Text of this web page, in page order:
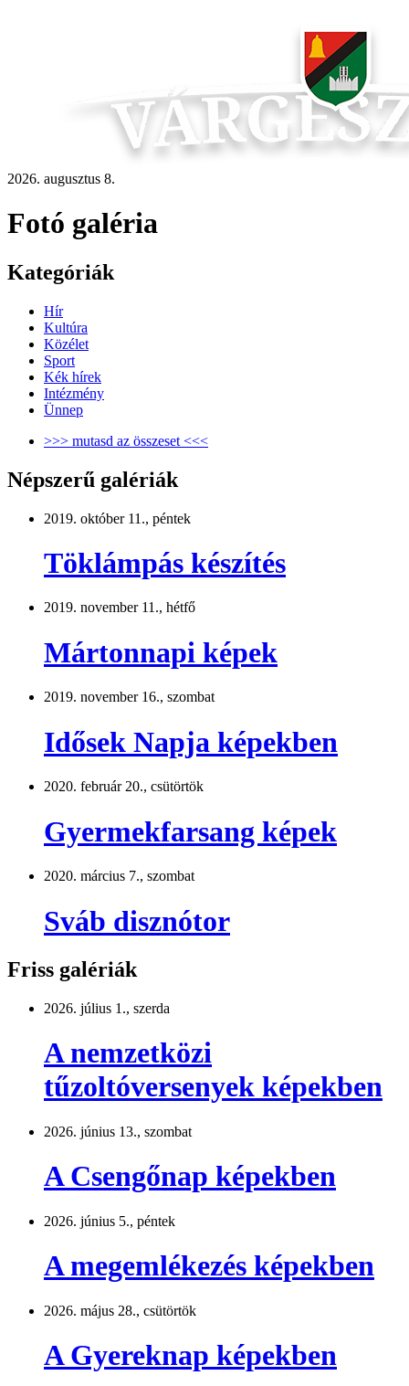
2026. augusztus 8.
Fotó galéria
Kategóriák
Hír
Kultúra
Közélet
Sport
Kék hírek
Intézmény
Ünnep
>>> mutasd az összeset <<<
Népszerű galériák
2019. október 11., péntek
Töklámpás készítés
2019. november 11., hétfő
Mártonnapi képek
2019. november 16., szombat
Idősek Napja képekben
2020. február 20., csütörtök
Gyermekfarsang képek
2020. március 7., szombat
Sváb disznótor
Friss galériák
2026. július 1., szerda
A nemzetközi
tűzoltóversenyek képekben
2026. június 13., szombat
A Csengőnap képekben
2026. június 5., péntek
A megemlékezés képekben
2026. május 28., csütörtök
A Gyereknap képekben